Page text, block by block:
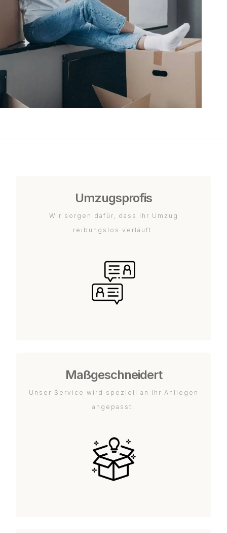
Umzugsprofis
Wir sorgen dafür, dass Ihr Umzug
reibungslos verläuft.
Maßgeschneidert
Unser Service wird speziell an Ihr Anliegen
angepasst.